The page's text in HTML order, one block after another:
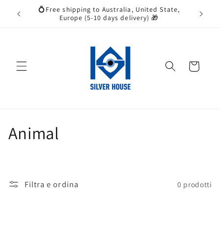
direttamente💍Free shipping to Australia, United State,
Europe (5-10 days delivery) 🎁
❀
Carrello
C
l
Animal
Filtra e ordina 0 prodotti